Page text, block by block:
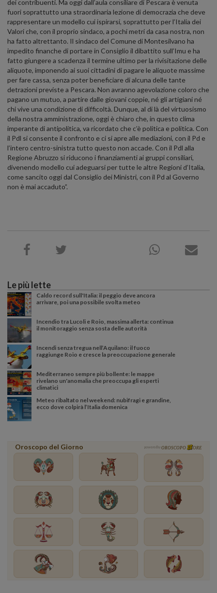
dei contribuenti. Ma oggi dall’aula consiliare di Pescara è venuta
fuori soprattutto una straordinaria lezione di democrazia che deve
rappresentare un modello cui ispirarsi, soprattutto per l’Italia dei
Valori che, con il proprio sindaco, a pochi metri da casa nostra, non
ha fatto altrettanto. Il sindaco del Comune di Montesilvano ha
impedito finanche di portare in Consiglio il dibattito sull’Imu e ha
fatto giungere a scadenza il termine ultimo per la rivisitazione delle
aliquote, imponendo ai suoi cittadini di pagare le aliquote massime
per fare cassa, senza poter beneficiare di alcuna delle tante
detrazioni previste a Pescara. Non avranno agevolazione coloro che
pagano un mutuo, a partire dalle giovani coppie, né gli artigiani né
chi vive una condizione di difficoltà. Dunque, al di là del virtuosismo
della nostra amministrazione, oggi è chiaro che, in questo clima
imperante di antipolitica, va ricordato che c’è politica e politica. Con
il Pdl si consente il confronto e ci si apre alle mediazioni, con il Pd e
l’intero centro-sinistra tutto questo non accade. Con il Pdl alla
Regione Abruzzo si riducono i finanziamenti ai gruppi consiliari,
divenendo modello cui adeguarsi per tutte le altre Regioni d’Italia,
come sancito oggi dal Consiglio dei Ministri, con il Pd al Governo
non è mai accaduto”.
Le più lette
Caldo record sull'Italia: il peggio deve ancora
arrivare, poi una possibile svolta meteo
Incendio tra Lucoli e Roio, massima allerta: continua
il monitoraggio senza sosta delle autorità
Incendi senza tregua nell’Aquilano: il fuoco
raggiunge Roio e cresce la preoccupazione generale
Mediterraneo sempre più bollente: le mappe
rivelano un'anomalia che preoccupa gli esperti
climatici
Meteo ribaltato nel weekend: nubifragi e grandine,
ecco dove colpirà l’Italia domenica
Oroscopo del Giorno powered by OROSCOPO ORE